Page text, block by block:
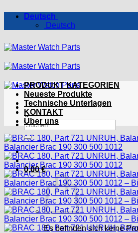
Inhalt
Deutsch
Deutsch
Suchen
nach:
0,00€
Es befinden sich keine
PRODUKT KATEGORIEN
Neueste Produkte
Technische Unterlagen
KONTAKT
Über uns